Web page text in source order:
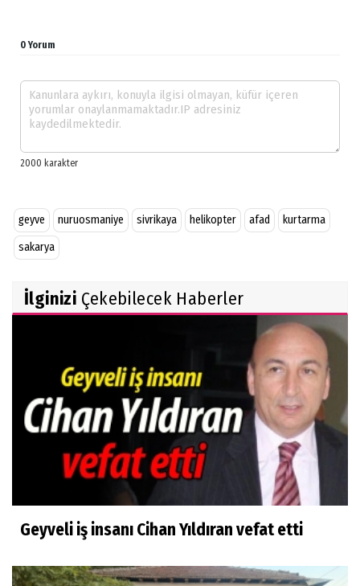
0 Yorum
geyve nuruosmaniye sivrikaya helikopter afad
kurtarma
sakarya
İlginizi Çekebilecek Haberler
Geyveli iş insanı Cihan Yıldıran vefat etti